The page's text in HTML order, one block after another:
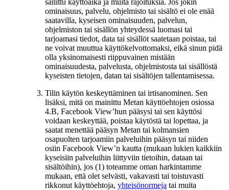
ominaisuus, palvelu, ohjelmisto tai sisältö ei ole enää
saatavilla, kyseisen ominaisuuden, palvelun,
ohjelmiston tai sisällön yhteydessä luomasi tai
tarjoamasi tiedot, data tai sisällöt saatetaan poistaa, tai
ne voivat muuttua käyttökelvottomaksi, eikä sinun pidä
olla yksinomaisesti riippuvainen mistään
ominaisuudesta, palvelusta, ohjelmistosta tai sisällöstä
kyseisten tietojen, datan tai sisältöjen tallentamisessa.
Tilin käytön keskeyttäminen tai irtisanominen. Sen
lisäksi, mitä on mainittu Metan käyttöehtojen osiossa
4.B, Facebook View’hun pääsysi tai sen käyttösi
voidaan keskeyttää, poistaa käytöstä tai lopettaa, ja
saatat menettää pääsyn Metan tai kolmansien
osapuolten tarjoamiin palveluihin pääsyn tai niiden
osiin Facebook View’n kautta (mukaan lukien kaikkiin
kyseisiin palveluihin liittyviin tietoihin, dataan tai
sisältöihin), jos (1) toteamme oman harkintamme
mukaan, että olet selvästi, vakavasti tai toistuvasti
rikkonut käyttöehtoja, yhteisönormeja tai muita